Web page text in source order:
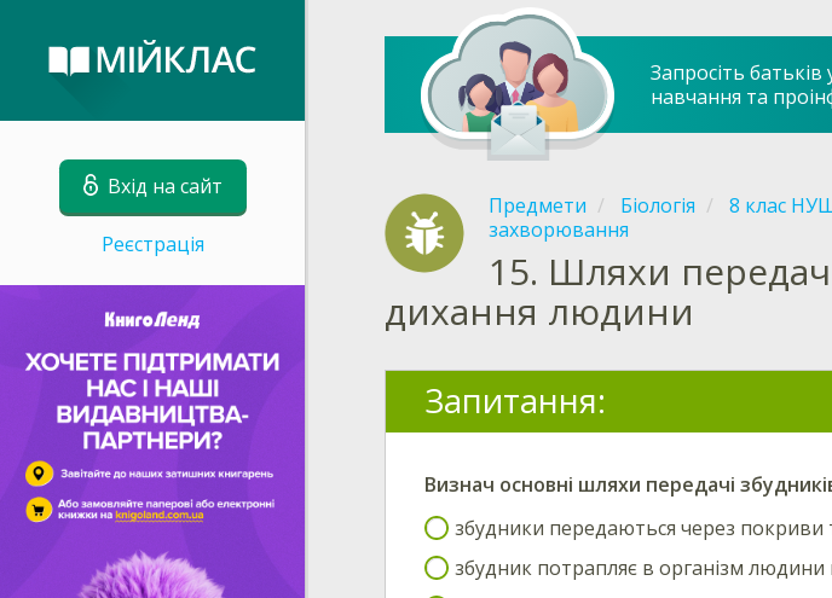
Вхід на сайт
Реєстрація
Запросіть
навчання та
Предмети Біологія 8 клас
захворювання
15. Шляхи
дихання людини
Запитання:
Визнач основні шляхи передачі
збудники передаються через покриви
збудник потрапляє в організм